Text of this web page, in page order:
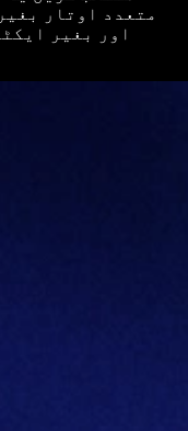
متعدد اوتار
اور بغیر